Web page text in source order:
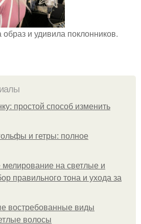
и удивила поклонников.
простой способ изменить
и гетры: полное
на светлые и
правильного тона и ухода за
востребованные виды
волосы